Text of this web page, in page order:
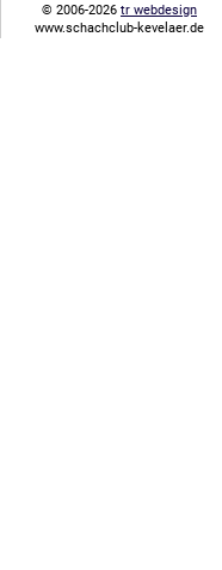
© 2006-2026 tr webdesign
www.schachclub-kevelaer.de